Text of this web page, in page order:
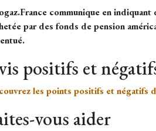
communique en indiquant
par des fonds de pension
positifs et
les points positifs et négatifs
vous aider